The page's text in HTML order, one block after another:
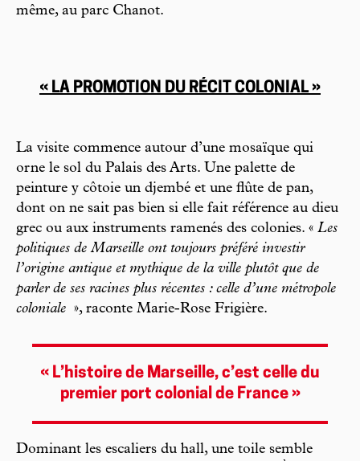
même, au parc Chanot.
« LA PROMOTION DU RÉCIT COLONIAL »
La visite commence autour d’une mosaïque qui
orne le sol du Palais des Arts. Une palette de
peinture y côtoie un djembé et une flûte de pan,
dont on ne sait pas bien si elle fait référence au dieu
grec ou aux instruments ramenés des colonies. « Les
politiques de Marseille ont toujours préféré investir
l’origine antique et mythique de la ville plutôt que de
parler de ses racines plus récentes : celle d’une métropole
coloniale », raconte Marie-Rose Frigière.
« L’histoire de Marseille, c’est celle du
premier port colonial de France »
Dominant les escaliers du hall, une toile semble